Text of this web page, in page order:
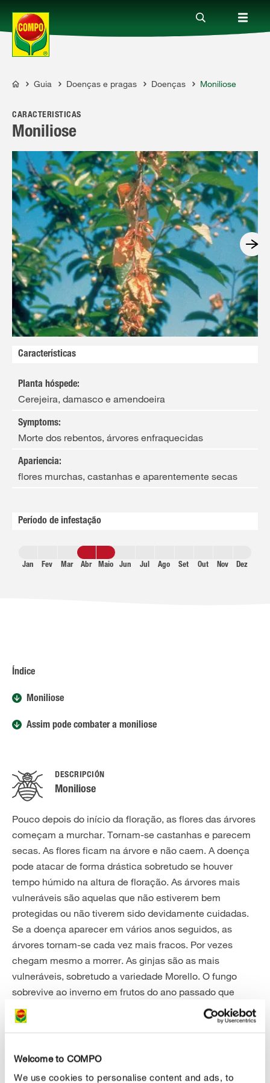
Welcome to COMPO
We use cookies to personalise content and ads, to
Produtos
Guia
Serviço
Quem somos
COMPO
Guia Doenças e pragas Doenças Moniliose
CARACTERÍSTICAS
Moniliose
Características
Planta hóspede:
Cerejeira, damasco e amendoeira
Symptoms:
Morte dos rebentos, árvores enfraquecidas
Apariencia:
flores murchas, castanhas e aparentemente secas
Período de infestação
Jan Fev Mar Abr Maio Jun Jul Ago Set Out Nov Dez
Índice
Moniliose
Assim pode combater a moniliose
DESCRIPCIÓN
Moniliose
Pouco depois do início da floração, as flores das árvores
começam a murchar. Tornam-se castanhas e parecem
secas. As flores ficam na árvore e não caem. A doença
pode atacar de forma drástica sobretudo se houver
tempo húmido na altura de floração. As árvores mais
vulneráveis são aquelas que não estiverem bem
protegidas ou não tiverem sido devidamente cuidadas.
Se a doença aparecer em vários anos seguidos, as
árvores tornam-se cada vez mais fracos. Por vezes
chegam mesmo a morrer. As ginjas são as mais
vulneráveis, sobretudo a variedade Morello. O fungo
sobrevive ao inverno em frutos do ano passado que
tiverem secado e ficado na árvores (as chamadas
múmias de frutos). Na primavera, o fungo forma
instalam-se em toda a cerejeira. Se o tempo for húmido,